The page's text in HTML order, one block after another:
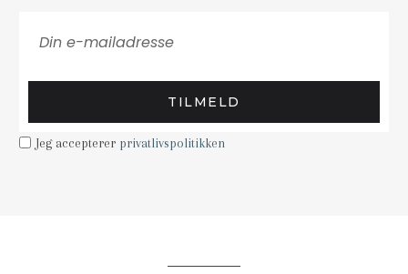
TILMELD
Jeg accepterer privatlivspolitikken